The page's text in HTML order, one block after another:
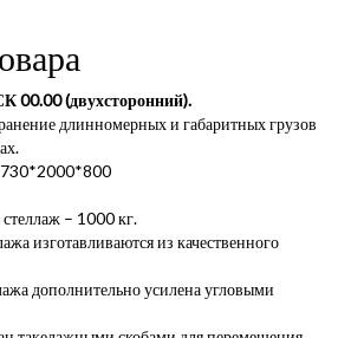
00.00 (двухсторонний).
длинномерных и габаритных грузов
– 1000 кг.
изготавливаются из качественного
дополнительно усилена угловыми